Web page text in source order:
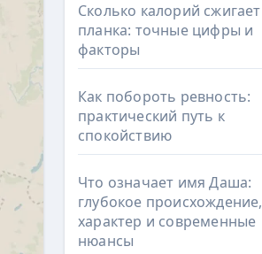
Сколько калорий сжигает
планка: точные цифры и
факторы
Как побороть ревность:
практический путь к
спокойствию
Что означает имя Даша:
глубокое происхождение,
характер и современные
нюансы